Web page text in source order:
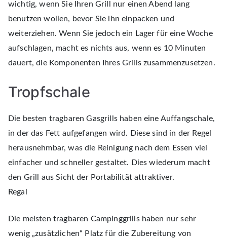
wichtig, wenn Sie Ihren Grill nur einen Abend lang
benutzen wollen, bevor Sie ihn einpacken und
weiterziehen. Wenn Sie jedoch ein Lager für eine Woche
aufschlagen, macht es nichts aus, wenn es 10 Minuten
dauert, die Komponenten Ihres Grills zusammenzusetzen.
Tropfschale
Die besten tragbaren Gasgrills haben eine Auffangschale,
in der das Fett aufgefangen wird. Diese sind in der Regel
herausnehmbar, was die Reinigung nach dem Essen viel
einfacher und schneller gestaltet. Dies wiederum macht
den Grill aus Sicht der Portabilität attraktiver.
Regal
Die meisten tragbaren Campinggrills haben nur sehr
wenig „zusätzlichen“ Platz für die Zubereitung von